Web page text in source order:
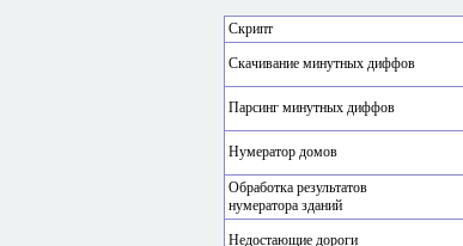
Скрипт
Скачивание минутных диффов
Парсинг минутных диффов
Нумератор домов
Обработка результатов
нумератора зданий
Недостающие дороги